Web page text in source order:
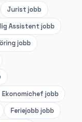
Jurist jobb
Assistent jobb
jobb
Ekonomichef jobb
Feriejobb jobb